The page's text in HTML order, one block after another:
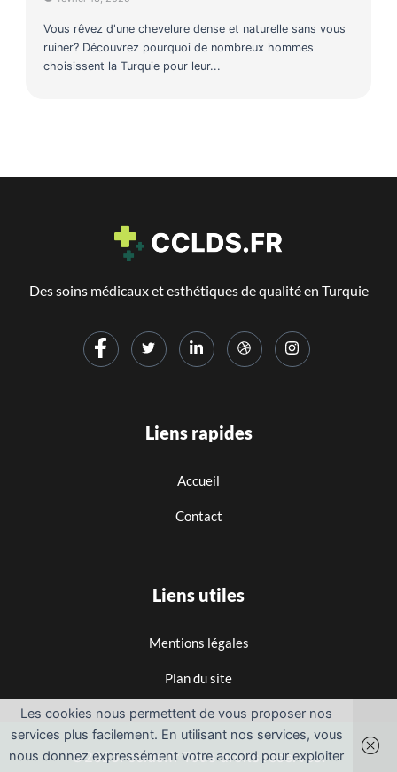
Vous rêvez d'une chevelure dense et naturelle sans vous
ruiner? Découvrez pourquoi de nombreux hommes
choisissent la Turquie pour leur...
Des soins médicaux et esthétiques de qualité en Turquie
Liens rapides
Accueil
Contact
Liens utiles
Mentions légales
Plan du site
©2025. cclds.fr Tous droits réservés.
Les cookies nous permettent de vous proposer nos
services plus facilement. En utilisant nos services, vous
nous donnez expressément votre accord pour exploiter